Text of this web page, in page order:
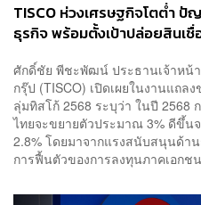
TISCO ห่วงเศรษฐกิจโตต่ำ ปั
ธุรกิจ พร้อมตั้งเป้าปล่อยสินเชื่
ศักดิ์ชัย พีชะพัฒน์ ประธานเจ้าหน้
กรุ๊ป (TISCO) เปิดเผยในงานแถล
ลุ่มทิสโก้ 2568 ระบุว่า ในปี 2568
ไทยจะขยายตัวประมาณ 3% ดีขึ้น
2.8% โดยมาจากแรงสนับสนุนด้า
การฟื้นตัวของการลงทุนภาคเอกช